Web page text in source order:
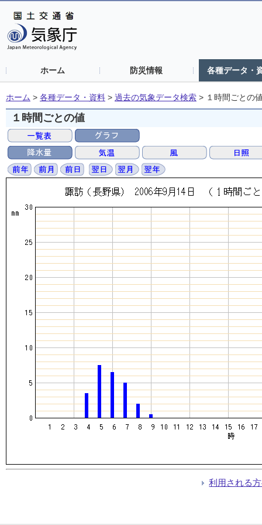
ホーム 防災情報 各種データ・
ホーム > 各種データ・資料 > 過去の気象データ検索 > １時間ごとの
１時間ごとの値
利用される